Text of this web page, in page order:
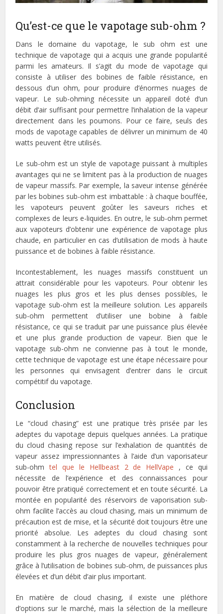
Qu’est-ce que le vapotage sub-ohm ?
Dans le domaine du vapotage, le sub ohm est une
technique de vapotage qui a acquis une grande popularité
parmi les amateurs. Il s’agit du mode de vapotage qui
consiste à utiliser des bobines de faible résistance, en
dessous d’un ohm, pour produire d’énormes nuages de
vapeur. Le sub-ohming nécessite un appareil doté d’un
débit d’air suffisant pour permettre l’inhalation de la vapeur
directement dans les poumons. Pour ce faire, seuls des
mods de vapotage capables de délivrer un minimum de 40
watts peuvent être utilisés.
Le sub-ohm est un style de vapotage puissant à multiples
avantages qui ne se limitent pas à la production de nuages
de vapeur massifs. Par exemple, la saveur intense générée
par les bobines sub-ohm est imbattable : à chaque bouffée,
les vapoteurs peuvent goûter les saveurs riches et
complexes de leurs e-liquides. En outre, le sub-ohm permet
aux vapoteurs d’obtenir une expérience de vapotage plus
chaude, en particulier en cas d’utilisation de mods à haute
puissance et de bobines à faible résistance.
Incontestablement, les nuages massifs constituent un
attrait considérable pour les vapoteurs. Pour obtenir les
nuages les plus gros et les plus denses possibles, le
vapotage sub-ohm est la meilleure solution. Les appareils
sub-ohm permettent d’utiliser une bobine à faible
résistance, ce qui se traduit par une puissance plus élevée
et une plus grande production de vapeur. Bien que le
vapotage sub-ohm ne convienne pas à tout le monde,
cette technique de vapotage est une étape nécessaire pour
les personnes qui envisagent d’entrer dans le circuit
compétitif du vapotage.
Conclusion
Le “cloud chasing” est une pratique très prisée par les
adeptes du vapotage depuis quelques années. La pratique
du cloud chasing repose sur l’exhalation de quantités de
vapeur assez impressionnantes à l’aide d’un vaporisateur
sub-ohmtel que le Hellbeast 2 de HellVape , ce qui
nécessite de l’expérience et des connaissances pour
pouvoir être pratiqué correctement et en toute sécurité. La
montée en popularité des réservoirs de vaporisation sub-
ohm facilite l’accès au cloud chasing, mais un minimum de
précaution est de mise, et la sécurité doit toujours être une
priorité absolue. Les adeptes du cloud chasing sont
constamment à la recherche de nouvelles techniques pour
produire les plus gros nuages de vapeur, généralement
grâce à l’utilisation de bobines sub-ohm, de puissances plus
élevées et d’un débit d’air plus important.
En matière de cloud chasing, il existe une pléthore
d’options sur le marché, mais la sélection de la meilleure